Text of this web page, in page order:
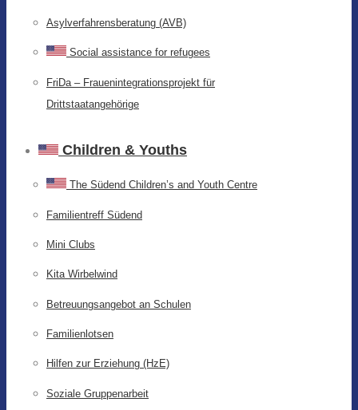
Asylverfahrensberatung (AVB)
Social assistance for refugees
FriDa – Frauenintegrationsprojekt für
Drittstaatangehörige
Children & Youths
The Südend Children’s and Youth Centre
Familientreff Südend
Mini Clubs
Kita Wirbelwind
Betreuungsangebot an Schulen
Familienlotsen
Hilfen zur Erziehung (HzE)
Soziale Gruppenarbeit